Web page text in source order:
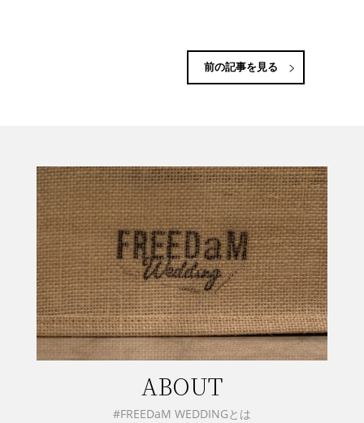
前の記事を見る
ABOUT
#FREEDaM WEDDINGとは